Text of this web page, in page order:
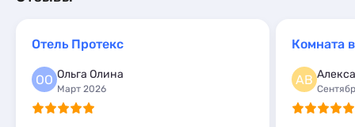
Отель Протекс
ОО Ольга Олина
Март 2026
Комната
АВ